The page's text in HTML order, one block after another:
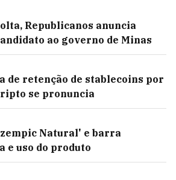
Republicanos anuncia
ao governo de Minas
de retenção de stablecoins por
se pronuncia
Natural' e barra
e uso do produto